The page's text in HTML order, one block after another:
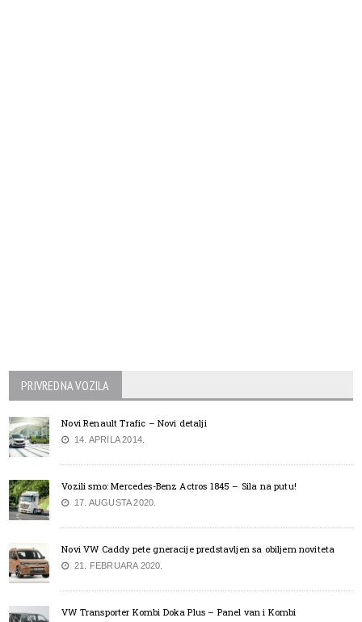
PRIVREDNA VOZILA
Novi Renault Trafic – Novi detalji
14. APRILA 2014.
Vozili smo: Mercedes-Benz Actros 1845 – Sila na putu!
17. AUGUSTA 2020.
Novi VW Caddy pete gneracije predstavljen sa obiljem noviteta
21. FEBRUARA 2020.
VW Transporter Kombi Doka Plus – Panel van i Kombi